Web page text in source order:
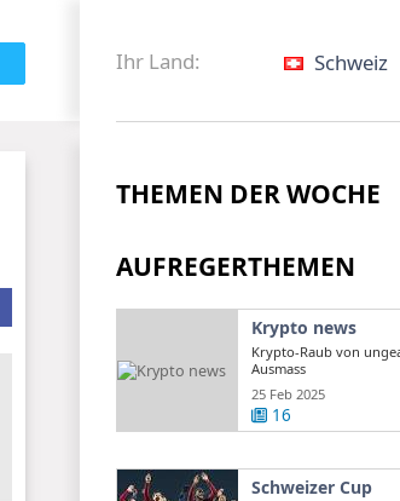
Ihr Land: Schweiz
THEMEN DER WOCHE
AUFREGERTHEMEN
Krypto news
Krypto-Raub von
Ausmass
25 Feb 2025
16
Schweizer Cup